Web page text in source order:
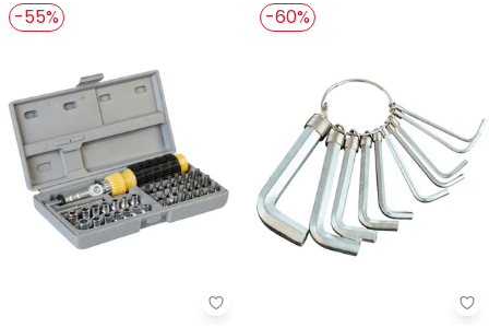
-55%
Mundo Lar - Kit de
-60%